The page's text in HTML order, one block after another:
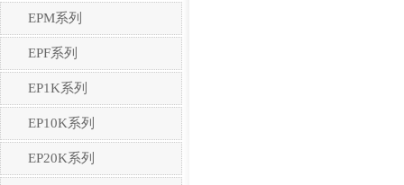
EPM系列
EPF系列
EP1K系列
EP10K系列
EP20K系列